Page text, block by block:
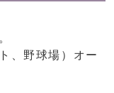
、野球場）オー